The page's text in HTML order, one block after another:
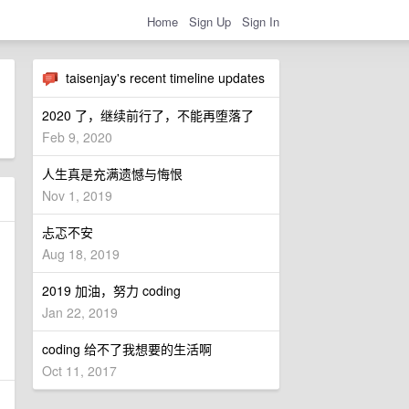
Home Sign Up Sign In
taisenjay's recent timeline updates
2020 了，继续前行了，不能再堕落了
Feb 9, 2020
人生真是充满遗憾与悔恨
Nov 1, 2019
忐忑不安
Aug 18, 2019
2019 加油，努力 coding
Jan 22, 2019
coding 给不了我想要的生活啊
Oct 11, 2017